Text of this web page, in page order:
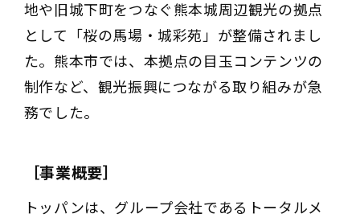
地や旧城下町をつなぐ熊本城周辺観光の拠点
として「桜の馬場・城彩苑」が整備されまし
た。熊本市では、本拠点の目玉コンテンツの
制作など、観光振興につながる取り組みが急
務でした。
［事業概要］
トッパンは、グループ会社であるトータルメ